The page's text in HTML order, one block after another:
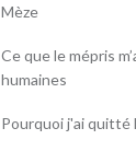
Mèze
Ce que le mépris
humaines
Pourquoi j'ai quitté